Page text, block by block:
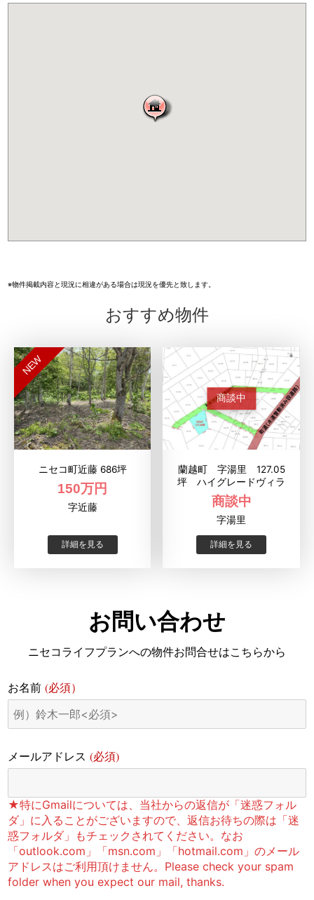
※物件掲載内容と現況に相違がある場合は現況を優先と致します。
おすすめ物件
NEW
ニセコ町近藤 686坪
150万円
字近藤
詳細を見る
商談中
蘭越町 字湯里 127.05
坪 ハイグレードヴィラ
商談中
字湯里
詳細を見る
お問い合わせ
ニセコライフプランへの物件お問合せはこちらから
お名前(必須）
メールアドレス(必須)
★特にGmailについては、当社からの返信が「迷惑フォル
ダ」に入ることがございますので、返信お待ちの際は「迷
惑フォルダ」もチェックされてください。なお
「outlook.com」「msn.com」「hotmail.com」のメール
アドレスはご利用頂けません。Please check your spam
folder when you expect our mail, thanks.